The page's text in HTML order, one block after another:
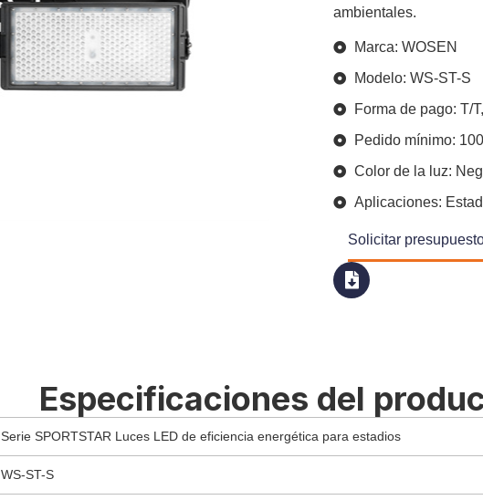
ambientales.
Marca: WOSEN
Modelo: WS-ST-S
Forma de pago: T/
Pedido mínimo: 100
Color de la luz:
Aplicaciones:
Solicitar
Especificaciones del
Serie SPORTSTAR Luces LED de eficiencia energética para estadios
WS-ST-S